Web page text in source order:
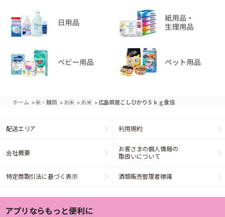
ホーム >米・麺類 > お米 > お米 > 広島県産こしひかり５ｋｇ食協
配送エリア 利用規約
会社概要
お客さまの個人情報の
取扱いについて
特定商取引法に基づく表示 酒類販売管理者標識
アプリならもっと便利に